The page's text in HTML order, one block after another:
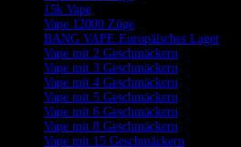
15k Vape
Vape 12000 Züge
BANG VAPE Europäisches Lager
Vape mit 2 Geschmäckern
Vape mit 3 Geschmäckern
Vape mit 4 Geschmäckern
Vape mit 5 Geschmäckern
Vape mit 6 Geschmäckern
Vape mit 8 Geschmäckern
Vape mit 15 Geschmäckern